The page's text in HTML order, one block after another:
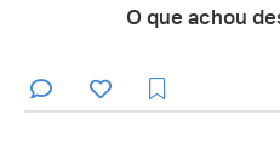
O que achou